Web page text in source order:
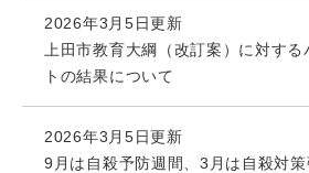
2026年3月5日更新
上田市教育大綱（改訂案）に対す
トの結果について
2026年3月5日更新
9月は自殺予防週間、3月は自殺対